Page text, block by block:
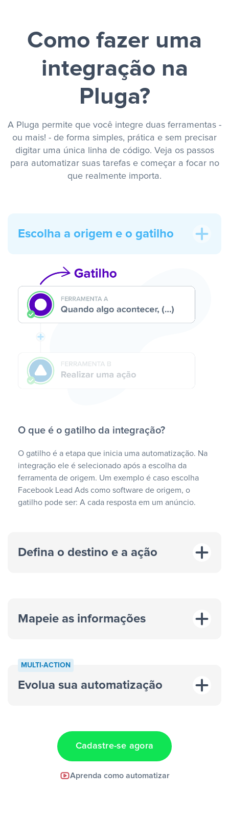
Como fazer uma
integração na
Pluga?
A Pluga permite que você integre duas ferramentas -
ou mais! - de forma simples, prática e sem precisar
digitar uma única linha de código. Veja os passos
para automatizar suas tarefas e começar a focar no
que realmente importa.
Escolha a origem e o gatilho
O que é o gatilho da integração?
O gatilho é a etapa que inicia uma automatização. Na
integração ele é selecionado após a escolha da
ferramenta de origem. Um exemplo é caso escolha
Facebook Lead Ads como software de origem, o
gatilho pode ser: A cada resposta em um anúncio.
Defina o destino e a ação
“A cada resposta em um anúncio”
Mapeie as informações
MULTI-ACTION
Evolua sua automatização
Cadastre-se agora
Aprenda como automatizar